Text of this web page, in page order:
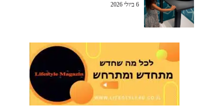
6 ביולי 2026